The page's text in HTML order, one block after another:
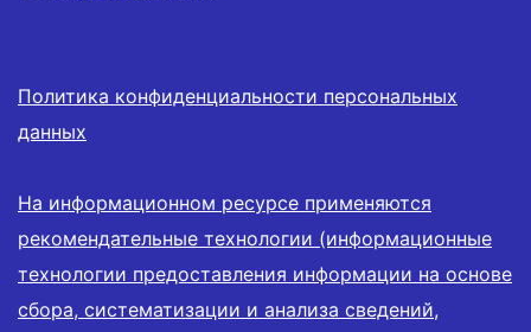
Политика конфиденциальности персональных
данных
На информационном ресурсе применяются
рекомендательные технологии (информационные
технологии предоставления информации на основе
сбора, систематизации и анализа сведений,